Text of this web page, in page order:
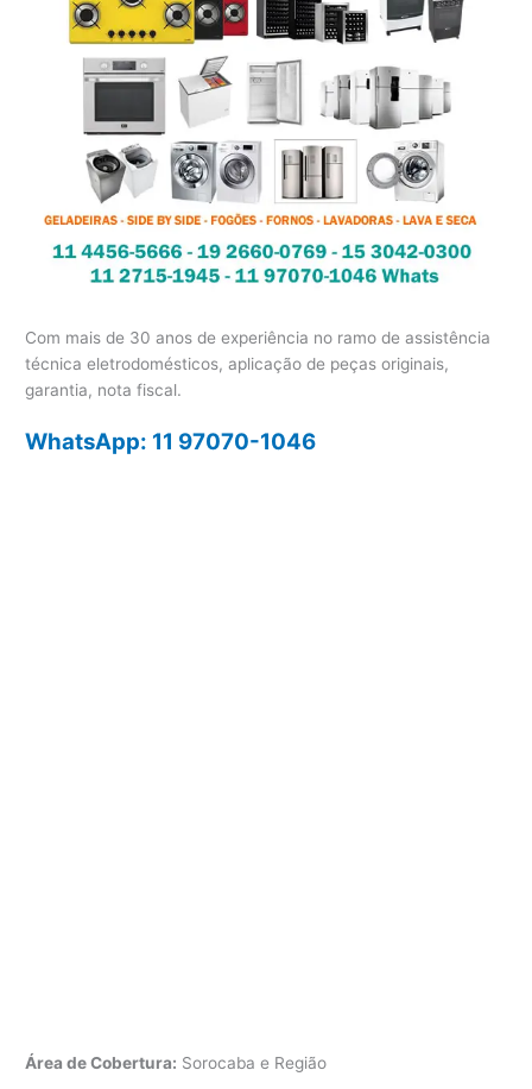
Com mais de 30 anos de experiência no ramo de assistência
técnica eletrodomésticos, aplicação de peças originais,
garantia, nota fiscal.
WhatsApp: 11 97070-1046
Área de Cobertura: Sorocaba e Região